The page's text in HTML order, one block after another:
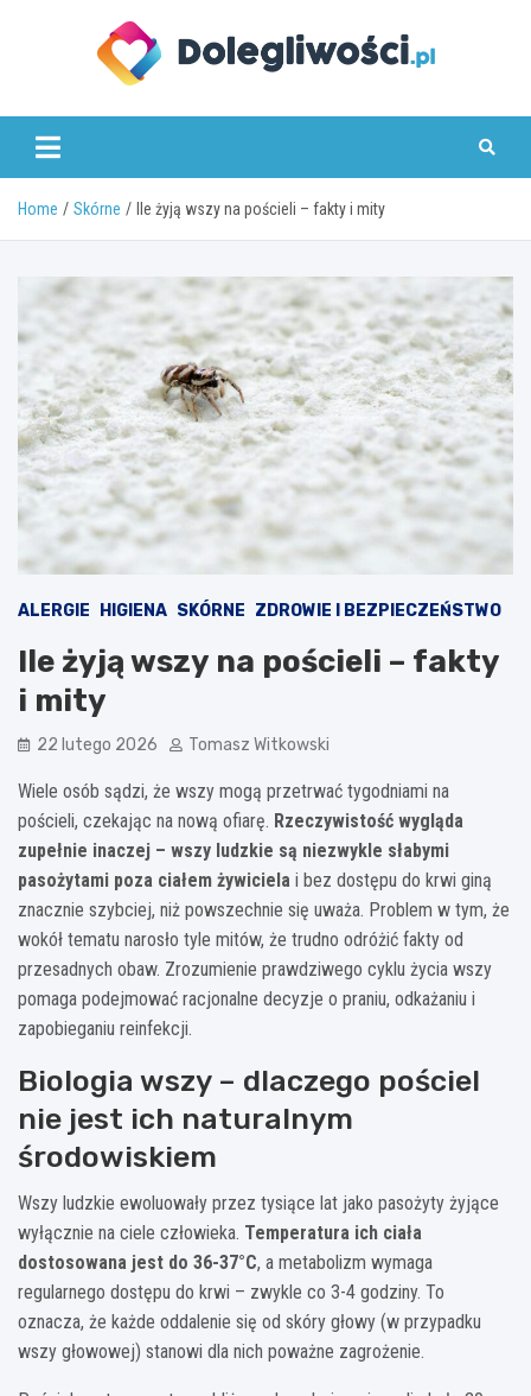
dolegliwosci.pl
Home Skórne Ile żyją wszy na pościeli – fakty i mity
ALERGIE HIGIENA SKÓRNE ZDROWIE I BEZPIECZEŃSTWO
Ile żyją wszy na pościeli – fakty
i mity
22 lutego 2026 Tomasz Witkowski
Wiele osób sądzi, że wszy mogą przetrwać tygodniami na
pościeli, czekając na nową ofiarę. Rzeczywistość wygląda
zupełnie inaczej – wszy ludzkie są niezwykle słabymi
pasożytami poza ciałem żywiciela i bez dostępu do krwi giną
znacznie szybciej, niż powszechnie się uważa. Problem w tym, że
wokół tematu narosło tyle mitów, że trudno odróżić fakty od
przesadnych obaw. Zrozumienie prawdziwego cyklu życia wszy
pomaga podejmować racjonalne decyzje o praniu, odkażaniu i
zapobieganiu reinfekcji.
Biologia wszy – dlaczego pościel
nie jest ich naturalnym
środowiskiem
Wszy ludzkie ewoluowały przez tysiące lat jako pasożyty żyjące
wyłącznie na ciele człowieka. Temperatura ich ciała
dostosowana jest do 36-37°C, a metabolizm wymaga
regularnego dostępu do krwi – zwykle co 3-4 godziny. To
oznacza, że każde oddalenie się od skóry głowy (w przypadku
wszy głowowej) stanowi dla nich poważne zagrożenie.